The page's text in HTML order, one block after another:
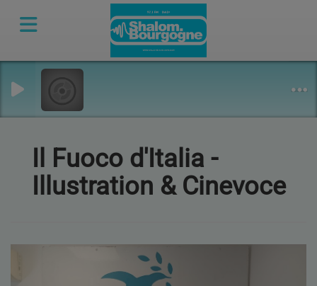
Il Fuoco d'Italia -
Illustration & Cinevoce